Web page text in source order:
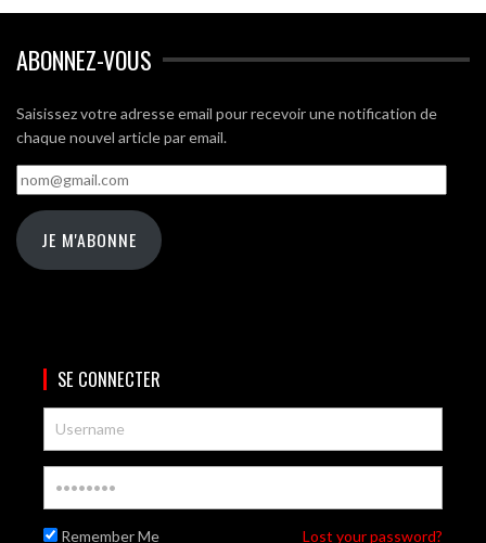
ABONNEZ-VOUS
Saisissez votre adresse email pour recevoir une notification de
chaque nouvel article par email.
nom@gmail.com
JE M'ABONNE
SE CONNECTER
Remember Me Lost your password?